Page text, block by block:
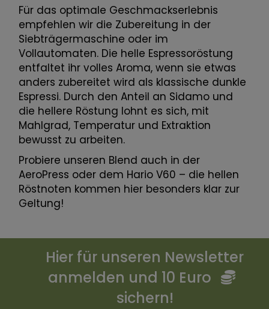
Für das optimale Geschmackserlebnis
empfehlen wir die Zubereitung in der
Siebträgermaschine oder im
Vollautomaten. Die helle Espressoröstung
entfaltet ihr volles Aroma, wenn sie etwas
anders zubereitet wird als klassische dunkle
Espressi. Durch den Anteil an Sidamo und
die hellere Röstung lohnt es sich, mit
Mahlgrad, Temperatur und Extraktion
bewusst zu arbeiten.
Probiere unseren Blend auch in der
AeroPress oder dem Hario V60 – die hellen
Röstnoten kommen hier besonders klar zur
Geltung!
Hier für unseren Newsletter
anmelden und 10 Euro
sichern!